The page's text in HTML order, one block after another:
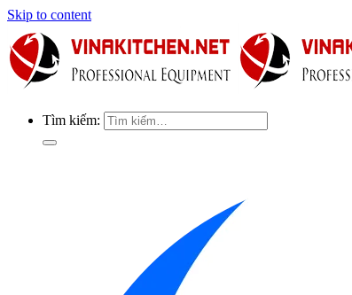
Skip to content
Tìm kiếm: